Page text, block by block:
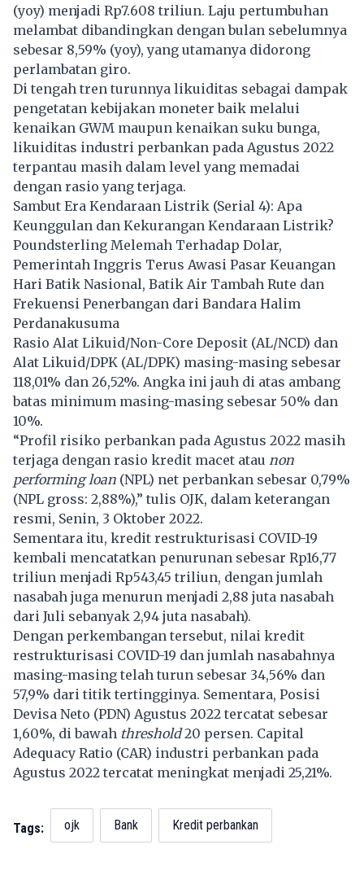
(yoy) menjadi Rp7.608 triliun. Laju pertumbuhan
melambat dibandingkan dengan bulan sebelumnya
sebesar 8,59% (yoy), yang utamanya didorong
perlambatan giro.
Di tengah tren turunnya likuiditas sebagai dampak
pengetatan kebijakan moneter baik melalui
kenaikan GWM maupun kenaikan suku bunga,
likuiditas industri perbankan pada Agustus 2022
terpantau masih dalam level yang memadai
dengan rasio yang terjaga.
Sambut Era Kendaraan Listrik (Serial 4): Apa
Keunggulan dan Kekurangan Kendaraan Listrik?
Poundsterling Melemah Terhadap Dolar,
Pemerintah Inggris Terus Awasi Pasar Keuangan
Hari Batik Nasional, Batik Air Tambah Rute dan
Frekuensi Penerbangan dari Bandara Halim
Perdanakusuma
Rasio Alat Likuid/Non-Core Deposit (AL/NCD) dan
Alat Likuid/DPK (AL/DPK) masing-masing sebesar
118,01% dan 26,52%. Angka ini jauh di atas ambang
batas minimum masing-masing sebesar 50% dan
10%.
“Profil risiko perbankan pada Agustus 2022 masih
terjaga dengan rasio kredit macet atau non
performing loan (NPL) net perbankan sebesar 0,79%
(NPL gross: 2,88%),” tulis OJK, dalam keterangan
resmi, Senin, 3 Oktober 2022.
Sementara itu, kredit restrukturisasi COVID-19
kembali mencatatkan penurunan sebesar Rp16,77
triliun menjadi Rp543,45 triliun, dengan jumlah
nasabah juga menurun menjadi 2,88 juta nasabah
dari Juli sebanyak 2,94 juta nasabah).
Dengan perkembangan tersebut, nilai kredit
restrukturisasi COVID-19 dan jumlah nasabahnya
masing-masing telah turun sebesar 34,56% dan
57,9% dari titik tertingginya. Sementara, Posisi
Devisa Neto (PDN) Agustus 2022 tercatat sebesar
1,60%, di bawah threshold20 persen. Capital
Adequacy Ratio (CAR) industri perbankan pada
Agustus 2022 tercatat meningkat menjadi 25,21%.
Tags: ojk Bank Kredit perbankan